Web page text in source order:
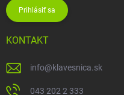
Prihlásiť sa
KONTAKT
info@klavesnica.sk
043 202 2 333